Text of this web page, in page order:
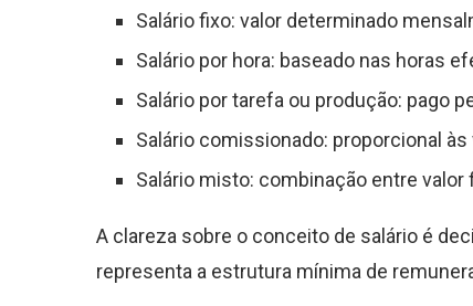
Salário fixo: valor determinado
Salário por hora: baseado nas horas
Salário por tarefa ou produção: pago
Salário comissionado: proporcional
Salário misto: combinação entre
A clareza sobre o conceito de salário é
representa a estrutura mínima de